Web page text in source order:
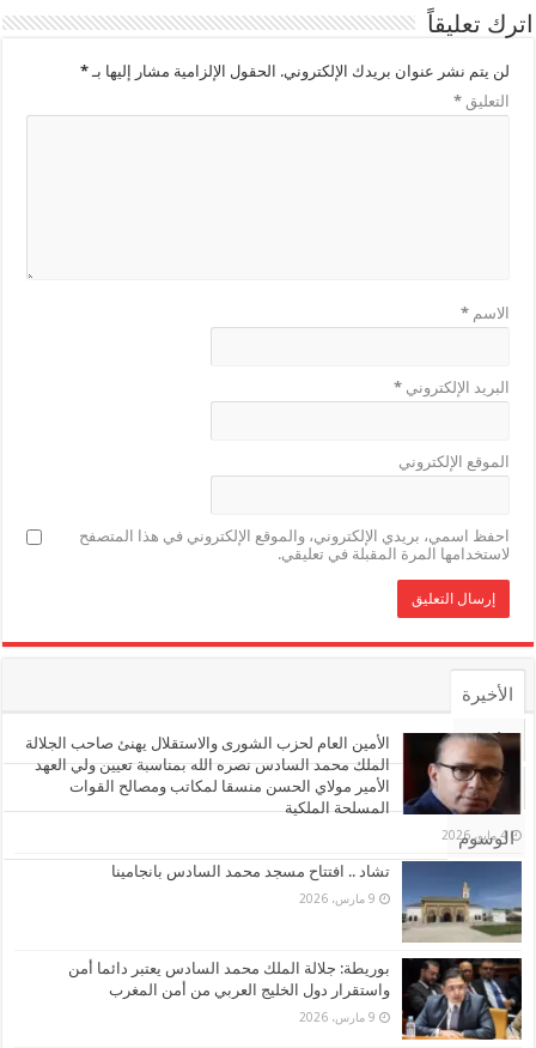
اترك تعليقاً
لن يتم نشر عنوان بريدك الإلكتروني. الحقول الإلزامية مشار إليها بـ*
التعليق*
الاسم*
البريد الإلكتروني*
الموقع الإلكتروني
احفظ اسمي، بريدي الإلكتروني، والموقع الإلكتروني في هذا المتصفح
لاستخدامها المرة المقبلة في تعليقي.
الأخيرة
الأشهر
تعليقات
الوسوم
الأمين العام لحزب الشورى والاستقلال يهنئ صاحب الجلالة
الملك محمد السادس نصره الله بمناسبة تعيين ولي العهد
الأمير مولاي الحسن منسقا لمكاتب ومصالح القوات
المسلحة الملكية
4 مايو، 2026
تشاد .. افتتاح مسجد محمد السادس بانجامينا
9 مارس، 2026
بوريطة: جلالة الملك محمد السادس يعتبر دائما أمن
واستقرار دول الخليج العربي من أمن المغرب
9 مارس، 2026